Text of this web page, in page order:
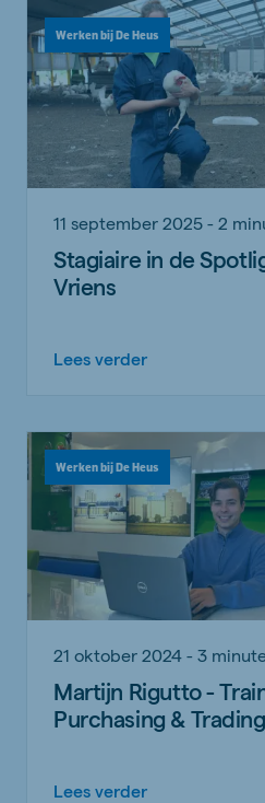
Werken bij De Heus
11 september 2025 - 2
Stagiaire in de
Vriens
Lees verder
Werken bij De Heus
21 oktober 2024 - 3
Martijn Rigutto -
Purchasing & Trading
Lees verder